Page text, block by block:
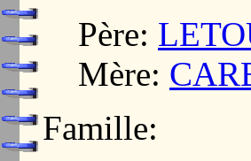
Père:
Mère:
Famille: